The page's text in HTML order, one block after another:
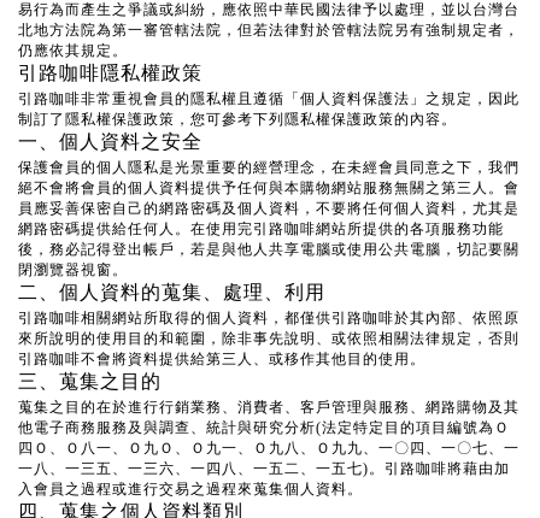
易行為而產生之爭議或糾紛，應依照中華民國法律予以處理，並以台灣台
北地方法院為第一審管轄法院，但若法律對於管轄法院另有強制規定者，
仍應依其規定。
引路咖啡隱私權政策
引路咖啡非常重視會員的隱私權且遵循「個人資料保護法」之規定，因此
制訂了隱私權保護政策，您可參考下列隱私權保護政策的內容。
一、個人資料之安全
保護會員的個人隱私是光景重要的經營理念，在未經會員同意之下，我們
絕不會將會員的個人資料提供予任何與本購物網站服務無關之第三人。會
員應妥善保密自己的網路密碼及個人資料，不要將任何個人資料，尤其是
網路密碼提供給任何人。在使用完引路咖啡網站所提供的各項服務功能
後，務必記得登出帳戶，若是與他人共享電腦或使用公共電腦，切記要關
閉瀏覽器視窗。
二、個人資料的蒐集、處理、利用
引路咖啡相關網站所取得的個人資料，都僅供引路咖啡於其內部、依照原
來所說明的使用目的和範圍，除非事先說明、或依照相關法律規定，否則
引路咖啡不會將資料提供給第三人、或移作其他目的使用。
三、蒐集之目的
蒐集之目的在於進行行銷業務、消費者、客戶管理與服務、網路購物及其
他電子商務服務及與調查、統計與研究分析(法定特定目的項目編號為Ｏ
四Ｏ、Ｏ八一、Ｏ九Ｏ、Ｏ九一、Ｏ九八、Ｏ九九、一〇四、一〇七、一
一八、一三五、一三六、一四八、一五二、一五七)。引路咖啡將藉由加
入會員之過程或進行交易之過程來蒐集個人資料。
四、蒐集之個人資料類別